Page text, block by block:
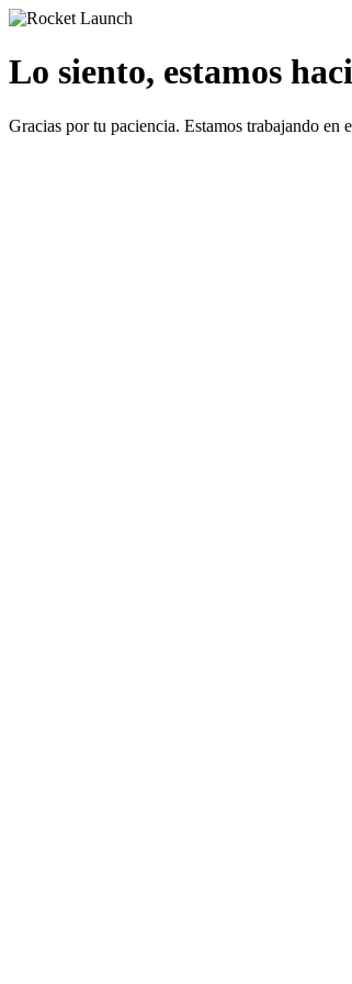
Lo siento, estamos
Gracias por tu paciencia. Estamos trabajando en